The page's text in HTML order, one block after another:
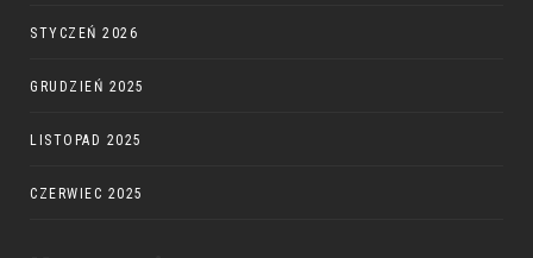
STYCZEŃ 2026
GRUDZIEŃ 2025
LISTOPAD 2025
CZERWIEC 2025